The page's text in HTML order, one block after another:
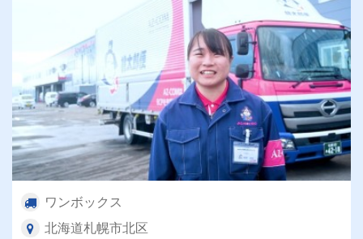
ワンボックス
北海道札幌市北区